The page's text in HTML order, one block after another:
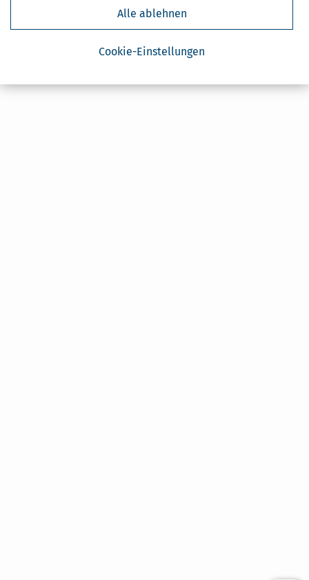
Cookie-Einstellungen
Alle ablehnen
Ja, ich möchte die kostenlosen Newsletter
von Steuertipps abonnieren. Die
Abbestellung des Newsletters widerrufen.